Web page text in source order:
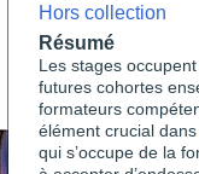
Hors collection
Résumé
Les stages
futures cohortes
formateurs
élément crucial
qui s’occupe de la